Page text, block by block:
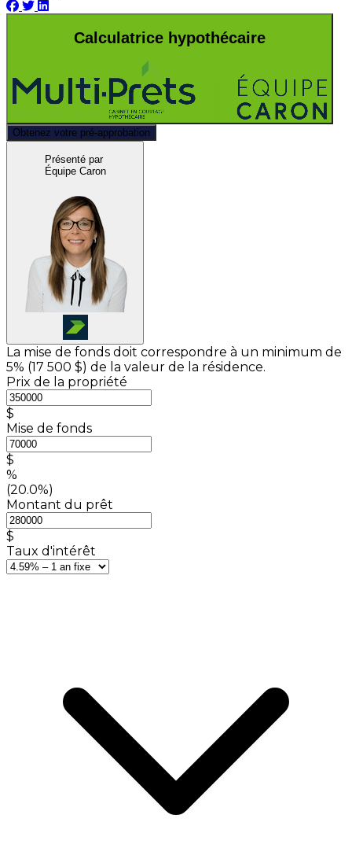
Calculatrice hypothécaire
Obtenez votre pré-approbation
Présenté par
Équipe Caron
La mise de fonds doit correspondre à un minimum de
5% (17 500 $) de la valeur de la résidence.
Prix de la propriété
$
Mise de fonds
$
%
(20.0%)
Montant du prêt
$
Taux d'intérêt